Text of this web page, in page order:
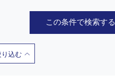
この条件で検索する
込む